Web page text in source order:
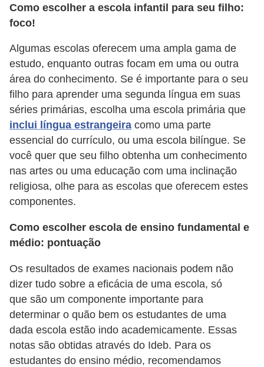
Como escolher a escola infantil para seu filho:
foco!
Algumas escolas oferecem uma ampla gama de
estudo, enquanto outras focam em uma ou outra
área do conhecimento. Se é importante para o seu
filho para aprender uma segunda língua em suas
séries primárias, escolha uma escola primária que
inclui língua estrangeira como uma parte
essencial do currículo, ou uma escola bilíngue. Se
você quer que seu filho obtenha um conhecimento
nas artes ou uma educação com uma inclinação
religiosa, olhe para as escolas que oferecem estes
componentes.
Como escolher escola de ensino fundamental e
médio: pontuação
Os resultados de exames nacionais podem não
dizer tudo sobre a eficácia de uma escola, só
que são um componente importante para
determinar o quão bem os estudantes de uma
dada escola estão indo academicamente. Essas
notas são obtidas através do Ideb. Para os
estudantes do ensino médio, recomendamos
o
l
G
a
h
e
D
i
n
h
i
r
o
G
e
r
a
l